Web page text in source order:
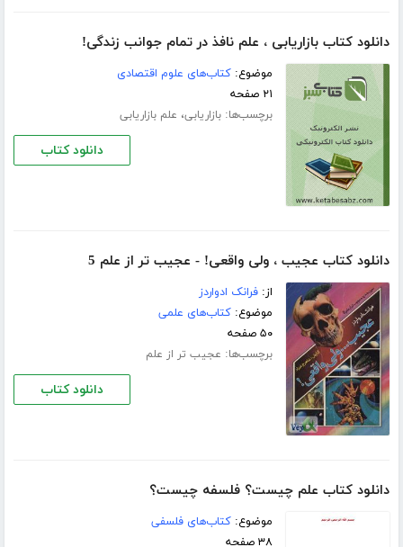
دانلود کتاب بازاریابی ، علم نافذ در تمام جوانب زندگی!
موضوع:کتاب‌های علوم اقتصادی
۲۱ صفحه
برچسب‌ها:بازاریابی، علم بازاریابی
دانلود کتاب
دانلود کتاب عجیب ، ولی واقعی! - عجیب تر از علم 5
از:فرانک ادواردز
موضوع:کتاب‌های علمی
۵۰ صفحه
برچسب‌ها: عجیب تر از علم
دانلود کتاب
دانلود کتاب علم چیست؟ فلسفه چیست؟
موضوع:کتاب‌های فلسفی
۳۸ صفحه